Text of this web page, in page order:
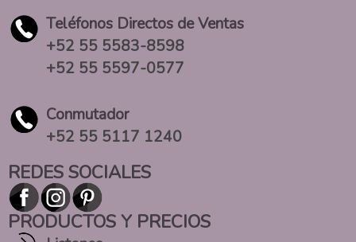
Teléfonos Directos de Ventas
+52 55 5583-8598
+52 55 5597-0577
Conmutador
+52 55 5117 1240
REDES SOCIALES
PRODUCTOS Y PRECIOS